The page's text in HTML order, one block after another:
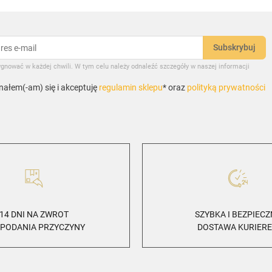
w każdej chwili. W tym celu należy odnaleźć szczegóły w naszej informacji
am) się i akceptuję regulamin sklepu* oraz polityką prywatności
14 DNI NA ZWROT
PRZYCZYNY
SZYBKA I
DOSTAWA